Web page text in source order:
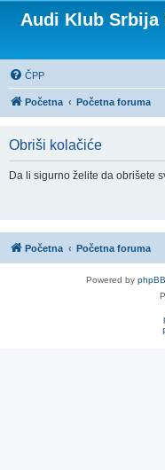
Audi Klub Srbija
ČPP
Početna Početna foruma
Obriši kolačiće
Da li sigurno želite da obrišete
Početna Početna foruma
Powered by phpBB